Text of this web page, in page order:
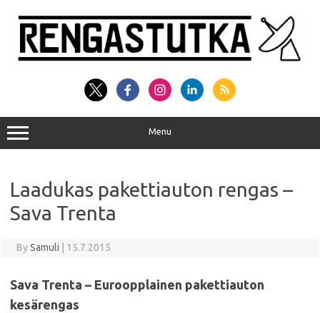
content
Menu
Laadukas pakettiauton rengas –
Sava Trenta
BySamuli 15.7.2015
Sava Trenta – Euroopplainen pakettiauton
kesärengas